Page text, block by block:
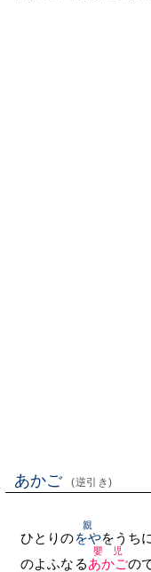
あかご (逆引き)
ひとりのをや
親
をうち
のよふなるあかご
嬰児
の